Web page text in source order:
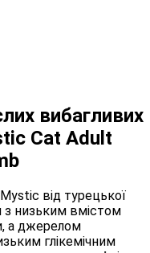
вибагливих
Cat Adult
від турецької
з низьким вмістом
а джерелом
глікемічним